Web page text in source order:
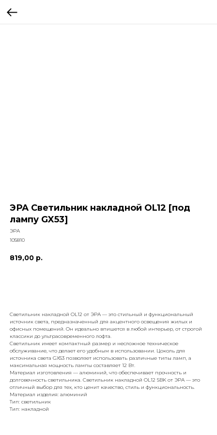
ЭРА Светильник накладной OL12 [под
лампу GX53]
ЭРА
105810
819,00 р.
Светильник накладной OL12 от ЭРА — это стильный и функциональный
источник света, предназначенный для акцентного освещения жилых и
офисных помещений. Он идеально впишется в любой интерьер, от строгой
классики до ультрасовременного лофта.
Светильник имеет компактный размер и несложное техническое
обслуживание, что делает его удобным в использовании. Цоколь для
источника света GX53 позволяет использовать различные типы ламп, а
максимальная мощность лампы составляет 12 Вт.
Материал изготовления — алюминий, что обеспечивает прочность и
долговечность светильника. Светильник накладной OL12 SBK от ЭРА — это
отличный выбор для тех, кто ценит качество, стиль и функциональность.
Материал изделия: алюминий
Тип: светильник
Тип: накладной